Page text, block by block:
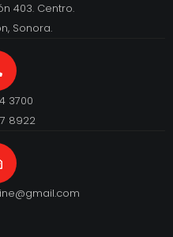
403. Centro.
Sonora.
3700
8922